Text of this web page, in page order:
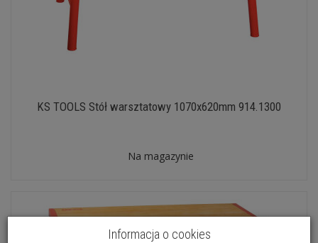
KS TOOLS Stół warsztatowy 1070x620mm 914.1300
Na magazynie
Informacja o cookies